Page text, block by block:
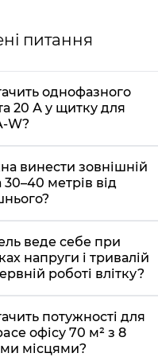
питання
однофазного
20 А у щитку для
W?
винести зовнішній
30–40 метрів від
веде себе при
напруги і тривалій
роботі влітку?
потужності для
офісу 70 м² з 8
місцями?